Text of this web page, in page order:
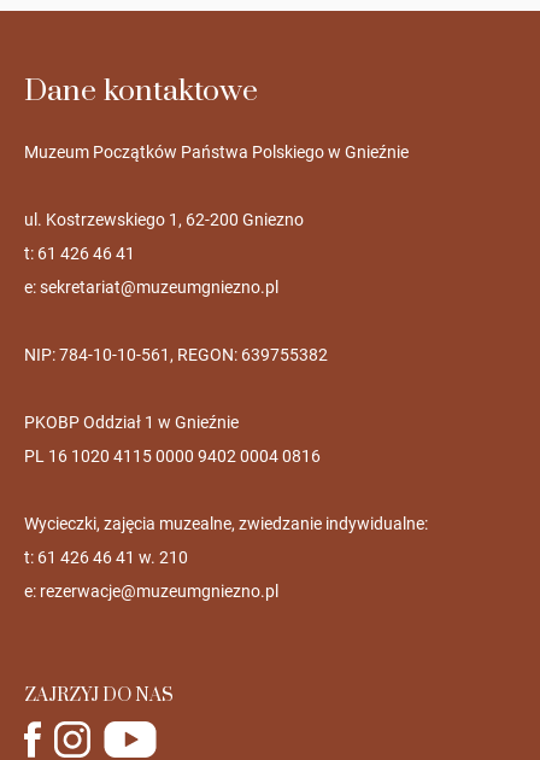
Dane kontaktowe
Muzeum Początków Państwa Polskiego w Gnieźnie
ul. Kostrzewskiego 1, 62-200 Gniezno
t: 61 426 46 41
e:sekretariat@muzeumgniezno.pl
NIP: 784-10-10-561, REGON: 639755382
PKOBP Oddział 1 w Gnieźnie
PL 16 1020 4115 0000 9402 0004 0816
Wycieczki, zajęcia muzealne, zwiedzanie indywidualne:
t: 61 426 46 41 w. 210
e: rezerwacje@muzeumgniezno.pl
ZAJRZYJ DO NAS